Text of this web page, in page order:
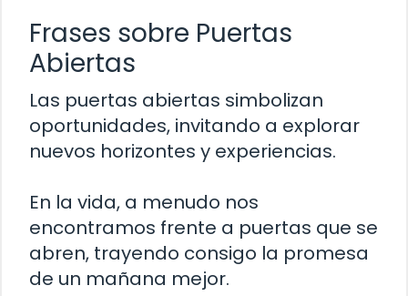
Frases sobre Puertas
Abiertas
Las puertas abiertas simbolizan
oportunidades, invitando a explorar
nuevos horizontes y experiencias.
En la vida, a menudo nos
encontramos frente a puertas que se
abren, trayendo consigo la promesa
de un mañana mejor.